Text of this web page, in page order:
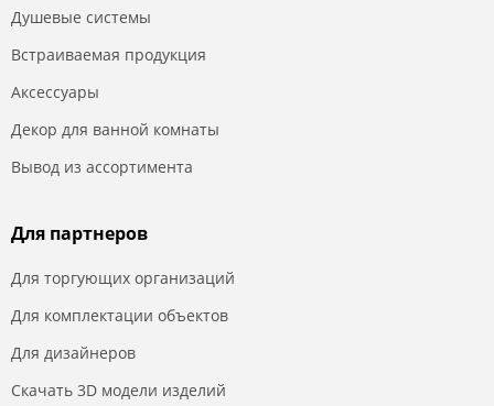
Душевые системы
Встраиваемая продукция
Аксессуары
Декор для ванной комнаты
Вывод из ассортимента
Для партнеров
Для торгующих организаций
Для комплектации объектов
Для дизайнеров
Скачать 3D модели изделий